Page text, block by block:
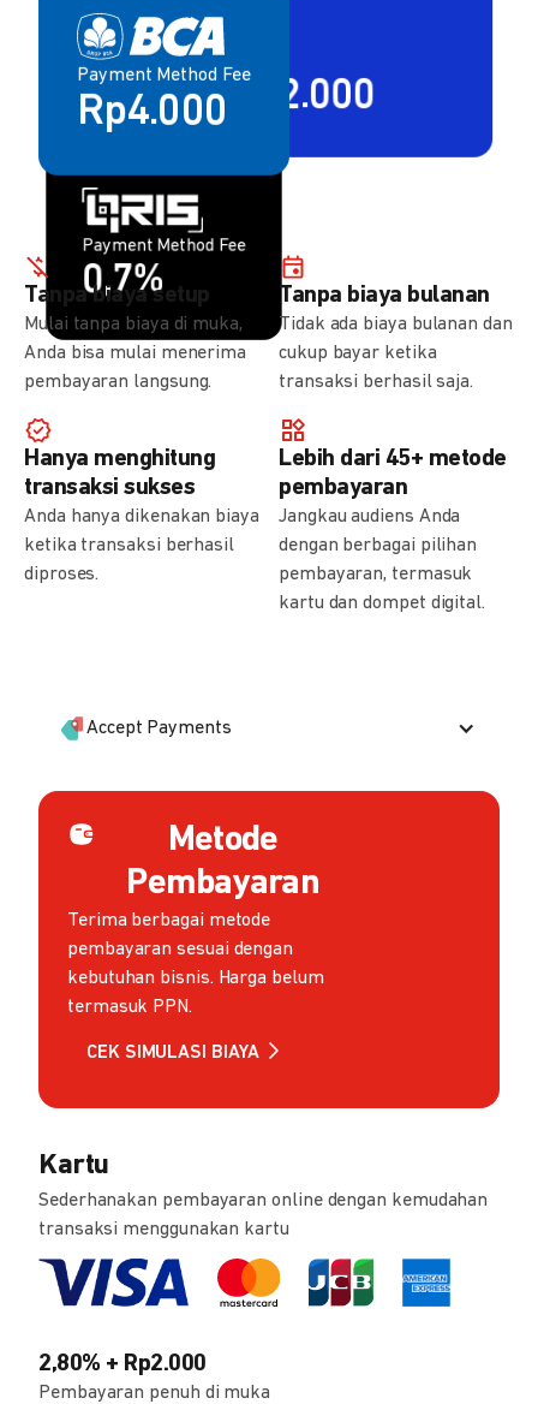
Payment Method Fee
Rp4.000
Payment Method Fee
2,80% + Rp2.000
Payment Method Fee
0,7%
Payment Method Fee
1,5%
Tanpa biaya setup
Mulai tanpa biaya di muka,
Anda bisa mulai menerima
pembayaran langsung.
Tanpa biaya bulanan
Tidak ada biaya bulanan dan
cukup bayar ketika
transaksi berhasil saja.
Hanya menghitung
transaksi sukses
Anda hanya dikenakan biaya
ketika transaksi berhasil
diproses.
Lebih dari 45+ metode
pembayaran
Jangkau audiens Anda
dengan berbagai pilihan
pembayaran, termasuk
kartu dan dompet digital.
Accept Payments
Metode
Pembayaran
Terima berbagai metode
pembayaran sesuai dengan
kebutuhan bisnis. Harga belum
termasuk PPN.
CEK SIMULASI BIAYA
Kartu
Sederhanakan pembayaran online dengan kemudahan
transaksi menggunakan kartu
2,80% + Rp2.000
Pembayaran penuh di muka